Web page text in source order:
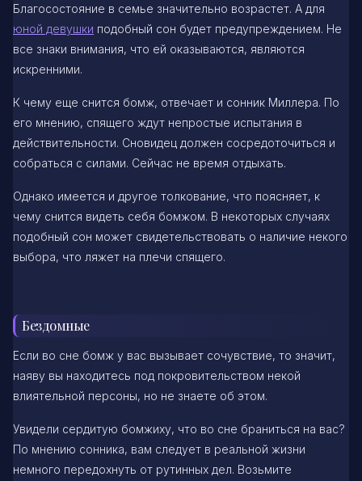
Благосостояние в семье значительно возрастет. А для
юной девушки подобный сон будет предупреждением. Не
все знаки внимания, что ей оказываются, являются
искренними.
К чему еще снится бомж, отвечает и сонник Миллера. По
его мнению, спящего ждут непростые испытания в
действительности. Сновидец должен сосредоточиться и
собраться с силами. Сейчас не время отдыхать.
Однако имеется и другое толкование, что поясняет, к
чему снится видеть себя бомжом. В некоторых случаях
подобный сон может свидетельствовать о наличие некого
выбора, что ляжет на плечи спящего.
Бездомные
Если во сне бомж у вас вызывает сочувствие, то значит,
наяву вы находитесь под покровительством некой
влиятельной персоны, но не знаете об этом.
Увидели сердитую бомжиху, что во сне браниться на вас?
По мнению сонника, вам следует в реальной жизни
немного передохнуть от рутинных дел. Возьмите